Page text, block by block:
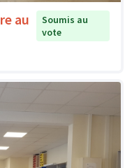
au
Soumis au
vote